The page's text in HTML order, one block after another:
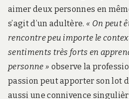
aimer deux personnes en
s’agit d’un adultère.« On peut
rencontre peu importe le
sentiments très forts en
personne » observe la
passion peut apporter son lot
aussi une connivence